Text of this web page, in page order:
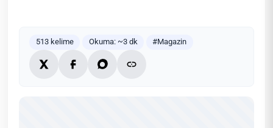
513 kelime Okuma: ~3 dk #Magazin